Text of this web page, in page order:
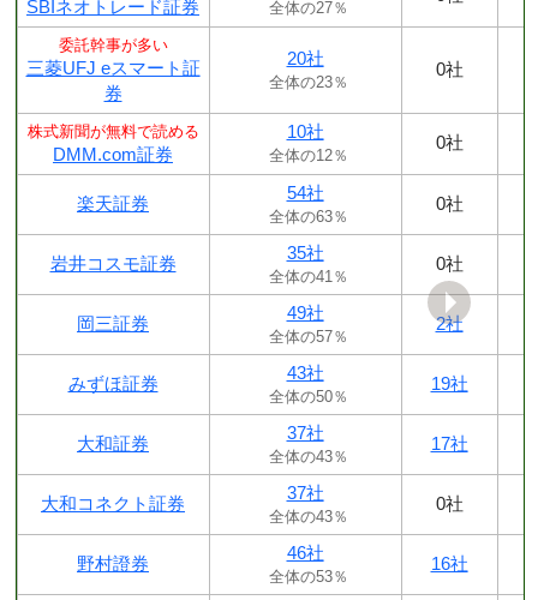
SBIネオトレード証券 全体の27％
委託幹事が多い
三菱UFJ eスマート証
券
20社
全体の23％
0社
株式新聞が無料で読める
DMM.com証券
10社
全体の12％
0社
楽天証券
54社
全体の63％
0社
岩井コスモ証券
35社
全体の41％
0社
岡三証券
49社
全体の57％
2社
みずほ証券
43社
全体の50％
19社
大和証券
37社
全体の43％
17社
大和コネクト証券
37社
全体の43％
0社
野村證券
46社
全体の53％
16社